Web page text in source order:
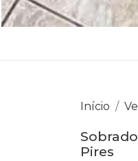
Início
Pires